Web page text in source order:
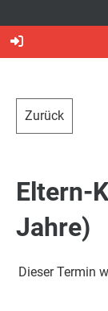
Zurück
Eltern-
Jahre)
Dieser Termin